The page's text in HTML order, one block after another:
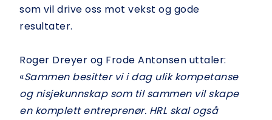
som vil drive oss mot vekst og gode
resultater.
Roger Dreyer og Frode Antonsen uttaler:
«Sammen besitter vi i dag ulik kompetanse
og nisjekunnskap som til sammen vil skape
en komplett entreprenør. HRL skal også